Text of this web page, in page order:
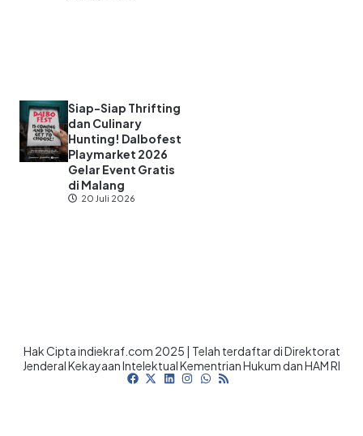
Siap-Siap Thrifting
dan Culinary
Hunting! Dalbofest
Playmarket 2026
Gelar Event Gratis
di Malang
20 Juli 2026
Hak Cipta indiekraf.com 2025 | Telah terdaftar di Direktorat
Jenderal Kekayaan Intelektual Kementrian Hukum dan HAM RI